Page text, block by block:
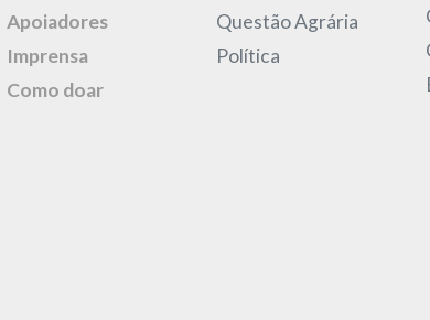
Apoiadores
Imprensa
Como doar
Questão Agrária
Política